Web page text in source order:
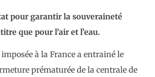
pour garantir la souveraineté
que pour l’air et l’eau.
à la France a entrainé le
prématurée de la centrale de